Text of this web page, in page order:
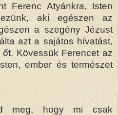
Ferenc Atyánkra, Isten
aki egészen az
a szegény Jézust
azt a sajátos hívatást,
Kövessük Ferencet az
ember és természet
meg, hogy mi csak